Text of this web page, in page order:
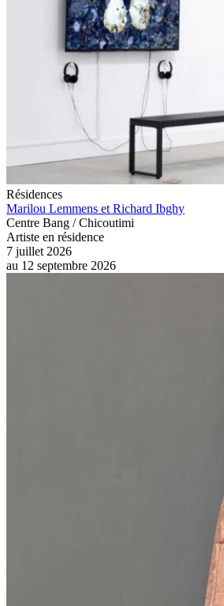
Résidences
Marilou Lemmens et Richard Ibghy
Centre Bang / Chicoutimi
Artiste en résidence
7 juillet 2026
au 12 septembre 2026